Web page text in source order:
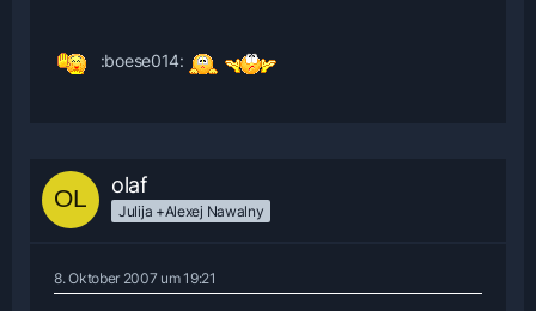
:boese014:
olaf
Julija +Alexej Nawalny
8. Oktober 2007 um 19:21